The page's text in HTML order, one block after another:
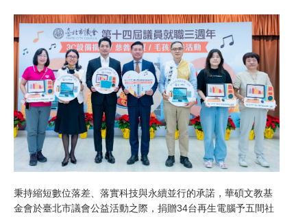
秉持縮短數位落差、落實科技與永續並行的承諾，華碩文教基
金會於臺北市議會公益活動之際，捐贈34台再生電腦予五間社